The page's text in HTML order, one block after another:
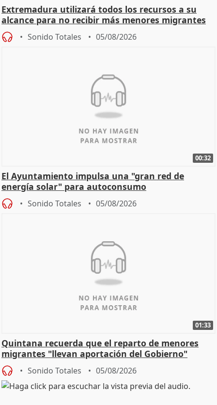
Extremadura utilizará todos los recursos a su
alcance para no recibir más menores migrantes
Sonido Totales 05/08/2026
00:32
El Ayuntamiento impulsa una "gran red de
energía solar" para autoconsumo
Sonido Totales 05/08/2026
01:33
Quintana recuerda que el reparto de menores
migrantes "llevan aportación del Gobierno"
central
Sonido Totales 05/08/2026